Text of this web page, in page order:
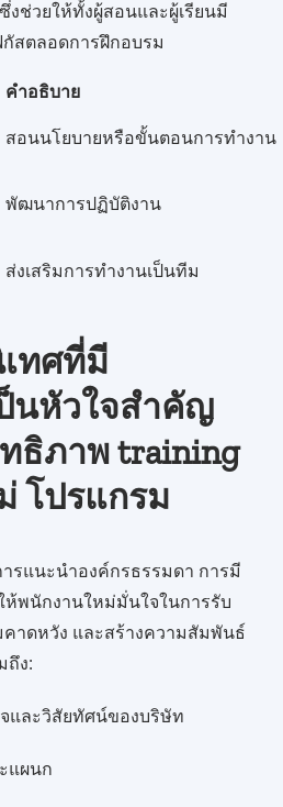
งช่วยให้ทั้งผู้สอนและผู้เรียนมี
สตลอดการฝึกอบรม
คำอธิบาย
สอนนโยบายหรือขั้นตอนการทำงาน
พัฒนาการปฏิบัติงาน
ส่งเสริมการทำงานเป็นทีม
ทศที่มี
นหัวใจสำคัญ
ธิภาพ training
โปรแกรม
รแนะนำองค์กรธรรมดา การมี
พนักงานใหม่มั่นใจในการรับ
าดหวัง และสร้างความสัมพันธ์
ถึง:
และวิสัยทัศน์ของบริษัท
แผนก